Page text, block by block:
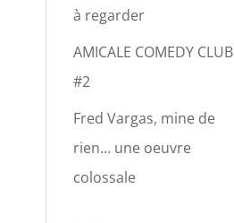
à regarder
AMICALE COMEDY CLUB
#2
Fred Vargas, mine de
rien… une oeuvre
colossale